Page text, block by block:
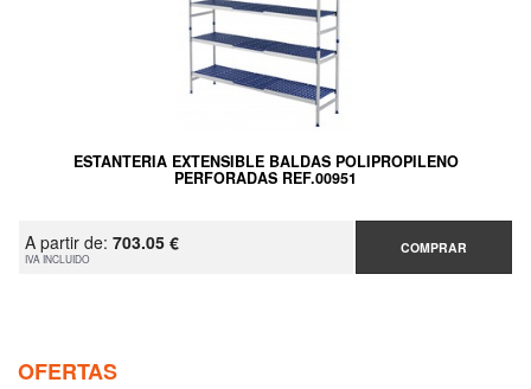
ESTANTERIA EXTENSIBLE BALDAS POLIPROPILENO
PERFORADAS REF.00951
A partir de: 703.05 €
IVA INCLUIDO
COMPRAR
OFERTAS